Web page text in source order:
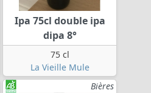
Ipa 75cl double ipa
dipa 8°
75 cl
La Vieille Mule
Bières